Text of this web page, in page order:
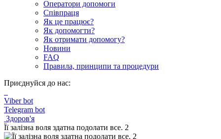
Оператори допомоги
Співпраця
Як це працює?
Як допомогти?
Як отримати допомогу?
Новини
FAQ
Правила, принципи та процедури
Приєднуйся до нас:
Viber bot
Telegram bot
Здоров'я
Її залізна воля здатна подолати все. 2